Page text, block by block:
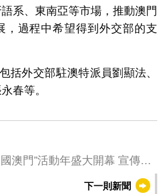
系、東南亞等市場，推動澳門
，過程中希望得到外交部的支
括外交部駐澳特派員劉顯法、
春等。
門”活動年盛大開幕 宣傳
下一則新聞